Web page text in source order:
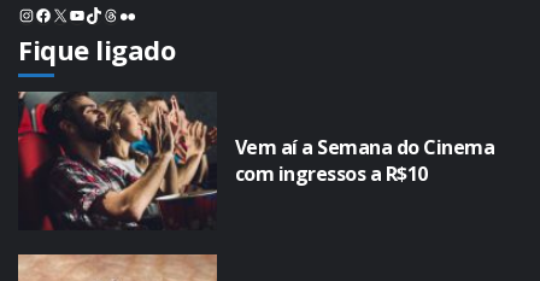
Instagram
Facebook
X Youtube
TikTok
Threads
Flickr
Fique ligado
Vem aí a Semana do Cinema
com ingressos a R$10